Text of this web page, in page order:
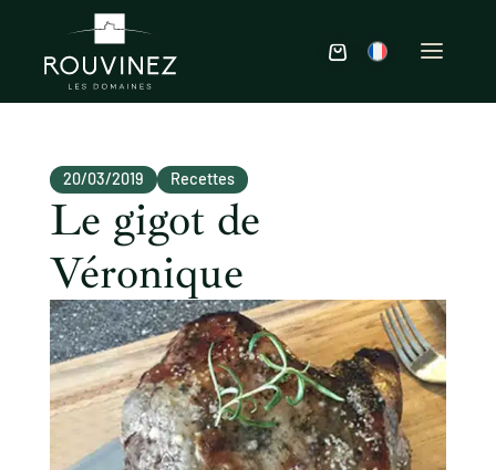
Le gigot de
Véronique
20/03/2019 Recettes